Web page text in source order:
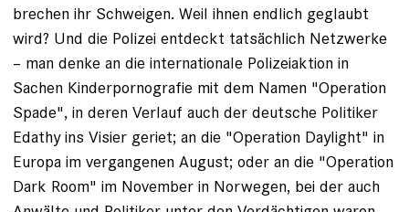
brechen ihr Schweigen. Weil ihnen endlich geglaubt
wird? Und die Polizei entdeckt tatsächlich Netzwerke
– man denke an die internationale Polizeiaktion in
Sachen Kinderpornografie mit dem Namen "Operation
Spade", in deren Verlauf auch der deutsche Politiker
Edathy ins Visier geriet; an die "Operation Daylight" in
Europa im vergangenen August; oder an die "Operation
Dark Room" im November in Norwegen, bei der auch